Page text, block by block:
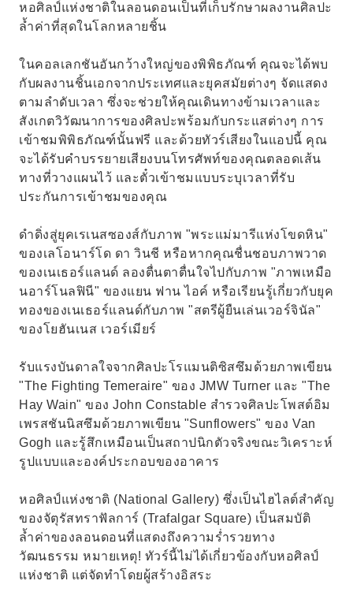
หอศิลป์แห่งชาติในลอนดอนเป็นที่เก็บรักษาผลงานศิลปะ
ล้ำค่าที่สุดในโลกหลายชิ้น
ในคอลเลกชันอันกว้างใหญ่ของพิพิธภัณฑ์ คุณจะได้พบ
กับผลงานชิ้นเอกจากประเทศและยุคสมัยต่างๆ จัดแสดง
ตามลำดับเวลา ซึ่งจะช่วยให้คุณเดินทางข้ามเวลาและ
สังเกตวิวัฒนาการของศิลปะพร้อมกับกระแสต่างๆ การ
เข้าชมพิพิธภัณฑ์นั้นฟรี และด้วยทัวร์เสียงในแอปนี้ คุณ
จะได้รับคำบรรยายเสียงบนโทรศัพท์ของคุณตลอดเส้น
ทางที่วางแผนไว้ และตั๋วเข้าชมแบบระบุเวลาที่รับ
ประกันการเข้าชมของคุณ
ดำดิ่งสู่ยุคเรเนสซองส์กับภาพ "พระแม่มารีแห่งโขดหิน"
ของเลโอนาร์โด ดา วินชี หรือหากคุณชื่นชอบภาพวาด
ของเนเธอร์แลนด์ ลองตื่นตาตื่นใจไปกับภาพ "ภาพเหมือ
นอาร์โนลฟินี" ของแยน ฟาน ไอค์ หรือเรียนรู้เกี่ยวกับยุค
ทองของเนเธอร์แลนด์กับภาพ "สตรีผู้ยืนเล่นเวอร์จินัล"
ของโยฮันเนส เวอร์เมียร์
รับแรงบันดาลใจจากศิลปะโรแมนติซิสซึมด้วยภาพเขียน
"The Fighting Temeraire" ของ JMW Turner และ "The
Hay Wain" ของ John Constable สำรวจศิลปะโพสต์อิม
เพรสชันนิสซึมด้วยภาพเขียน "Sunflowers" ของ Van
Gogh และรู้สึกเหมือนเป็นสถาปนิกตัวจริงขณะวิเคราะห์
รูปแบบและองค์ประกอบของอาคาร
หอศิลป์แห่งชาติ (National Gallery) ซึ่งเป็นไฮไลต์สำคัญ
ของจัตุรัสทราฟัลการ์ (Trafalgar Square) เป็นสมบัติ
ล้ำค่าของลอนดอนที่แสดงถึงความร่ำรวยทาง
วัฒนธรรม หมายเหตุ! ทัวร์นี้ไม่ได้เกี่ยวข้องกับหอศิลป์
แห่งชาติ แต่จัดทำโดยผู้สร้างอิสระ